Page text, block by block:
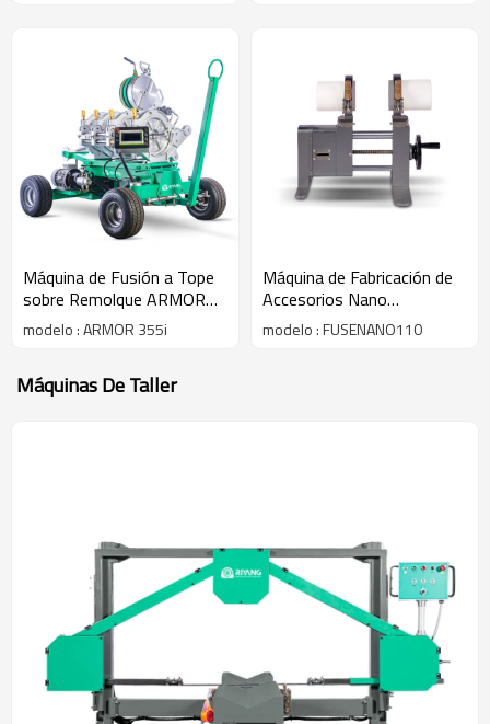
Máquina de Fusión a Tope
sobre Remolque ARMOR
355i 110MM-355MM (4"
IPS - 14" IPS)
modelo : ARMOR 355i
Máquina de Fabricación de
Accesorios Nano
FUSENANO110 20MM-
110MM (1/2" IPS - 3"
modelo : FUSENANO110
Máquinas De Taller